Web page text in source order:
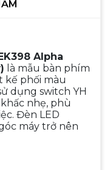
Alpha
là mẫu bàn phím
kế phối màu
dụng switch YH
nhẹ, phù
Đèn LED
máy trở nên
E007